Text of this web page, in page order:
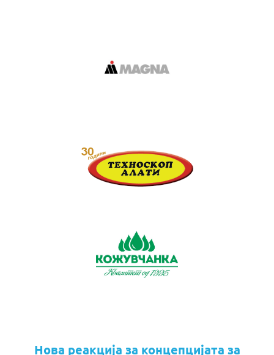
Нова реакција за концепцијата за